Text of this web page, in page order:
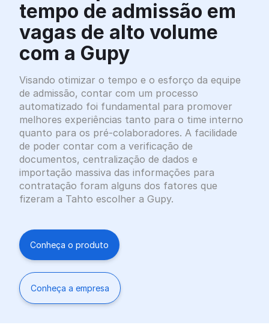
tempo de admissão em
vagas de alto volume
com a Gupy
Visando otimizar o tempo e o esforço da equipe
de admissão, contar com um processo
automatizado foi fundamental para promover
melhores experiências tanto para o time interno
quanto para os pré-colaboradores. A facilidade
de poder contar com a verificação de
documentos, centralização de dados e
importação massiva das informações para
contratação foram alguns dos fatores que
fizeram a Tahto escolher a Gupy.
Conheça o produto
Conheça a empresa